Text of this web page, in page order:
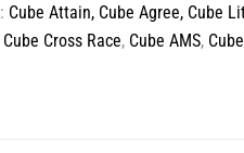
: Cube Attain, Cube Agree, Cube
Cube Cross Race, Cube AMS,